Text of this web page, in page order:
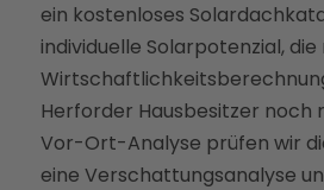
ein kostenloses
individuelle Solarpotenzial,
Herforder Hausbesitzer noch
Vor-Ort-Analyse prüfen wir
eine Verschattungsanalyse